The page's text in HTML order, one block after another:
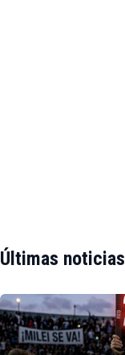
Últimas noticias